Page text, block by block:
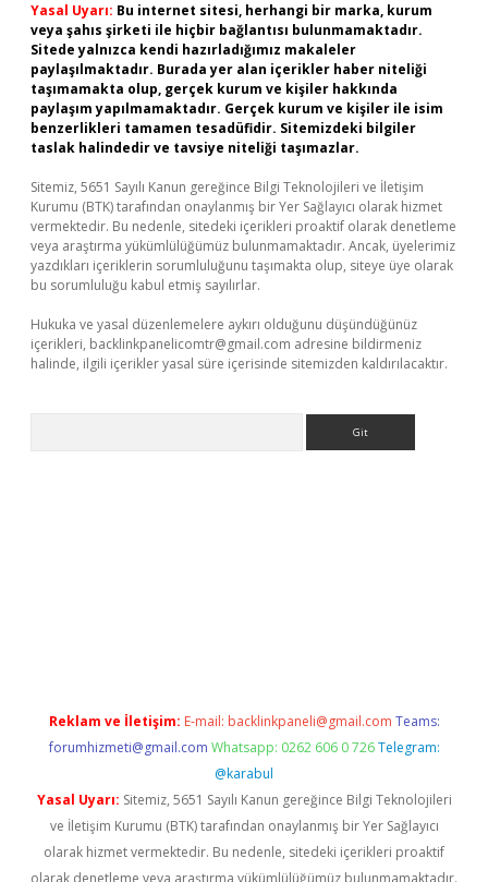
Yasal Uyarı: Bu internet sitesi, herhangi bir marka, kurum
veya şahıs şirketi ile hiçbir bağlantısı bulunmamaktadır.
Sitede yalnızca kendi hazırladığımız makaleler
paylaşılmaktadır. Burada yer alan içerikler haber niteliği
taşımamakta olup, gerçek kurum ve kişiler hakkında
paylaşım yapılmamaktadır. Gerçek kurum ve kişiler ile isim
benzerlikleri tamamen tesadüfidir. Sitemizdeki bilgiler
taslak halindedir ve tavsiye niteliği taşımazlar.
Sitemiz, 5651 Sayılı Kanun gereğince Bilgi Teknolojileri ve İletişim
Kurumu (BTK) tarafından onaylanmış bir Yer Sağlayıcı olarak hizmet
vermektedir. Bu nedenle, sitedeki içerikleri proaktif olarak denetleme
veya araştırma yükümlülüğümüz bulunmamaktadır. Ancak, üyelerimiz
yazdıkları içeriklerin sorumluluğunu taşımakta olup, siteye üye olarak
bu sorumluluğu kabul etmiş sayılırlar.
Hukuka ve yasal düzenlemelere aykırı olduğunu düşündüğünüz
içerikleri, backlinkpanelicomtr@gmail.com adresine bildirmeniz
halinde, ilgili içerikler yasal süre içerisinde sitemizden kaldırılacaktır.
Reklam ve İletişim: E-mail: backlinkpaneli@gmail.com Teams:
forumhizmeti@gmail.com Whatsapp: 0262 606 0 726 Telegram:
@karabul
Yasal Uyarı: Sitemiz, 5651 Sayılı Kanun gereğince Bilgi Teknolojileri
ve İletişim Kurumu (BTK) tarafından onaylanmış bir Yer Sağlayıcı
olarak hizmet vermektedir. Bu nedenle, sitedeki içerikleri proaktif
olarak denetleme veya araştırma yükümlülüğümüz bulunmamaktadır.